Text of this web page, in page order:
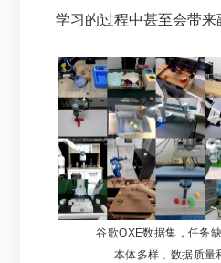
学习的过程中甚至会带来
谷歌OXE数据集，任务
本体多样，数据质量